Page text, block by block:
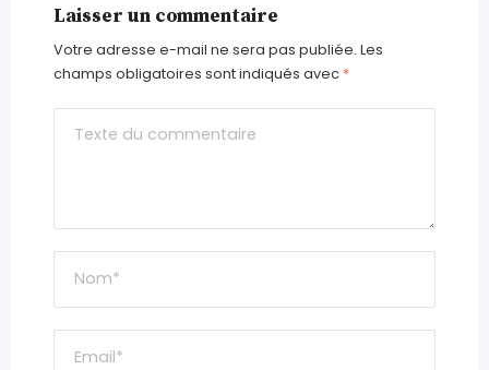
Laisser un commentaire
Votre adresse e-mail ne sera pas publiée. Les
champs obligatoires sont indiqués avec *